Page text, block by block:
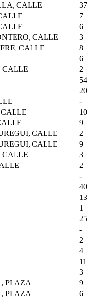
CALLE
37
7
6
CALLE
3
CALLE
8
6
CALLE
2
54
20
-
10
9
CALLE
2
CALLE
9
CALLE
3
2
-
40
13
1
25
-
2
4
11
3
PLAZA
9
PLAZA
6